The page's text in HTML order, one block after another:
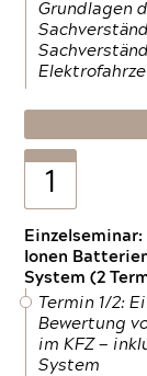
Grundlagen
1
Ionen
System (2
Termin 1/2:
Bewertung
im KFZ —
System